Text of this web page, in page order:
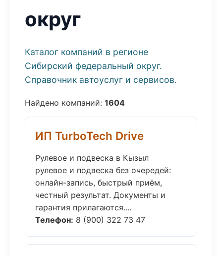
округ
Каталог компаний в регионе
Сибирский федеральный округ.
Справочник автоуслуг и сервисов.
Найдено компаний: 1604
ИП TurboTech Drive
Рулевое и подвеска в Кызыл
рулевое и подвеска без очередей:
онлайн-запись, быстрый приём,
честный результат. Документы и
гарантия прилагаются....
Телефон: 8 (900) 322 73 47